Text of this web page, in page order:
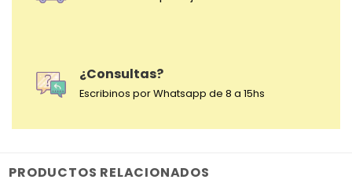
¿Consultas?
Escribinos por Whatsapp de 8 a 15hs
PRODUCTOS RELACIONADOS